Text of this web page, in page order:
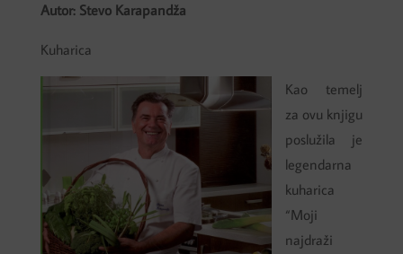
Autor: Stevo Karapandža
Kuharica
Kao temelj
za ovu knjigu
poslužila je
legendarna
kuharica
“Moji
najdraži